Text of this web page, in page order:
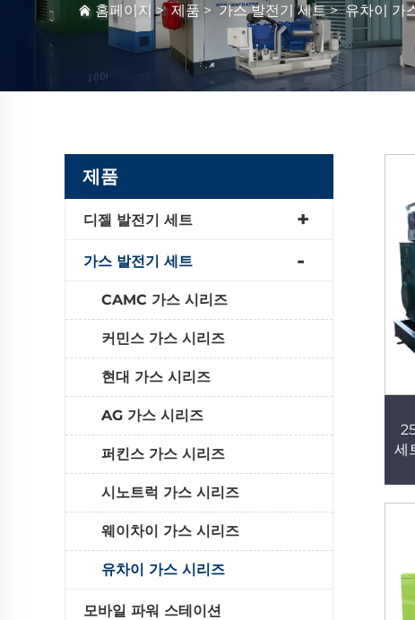
홈페이지 > 제품 >가스 발전기 세트>유차이 가
제품
디젤 발전기 세트
가스 발전기 세트
CAMC 가스 시리즈
커민스 가스 시리즈
현대 가스 시리즈
AG 가스 시리즈
퍼킨스 가스 시리즈
시노트럭 가스 시리즈
웨이차이 가스 시리즈
유차이 가스 시리즈
모바일 파워 스테이션
세